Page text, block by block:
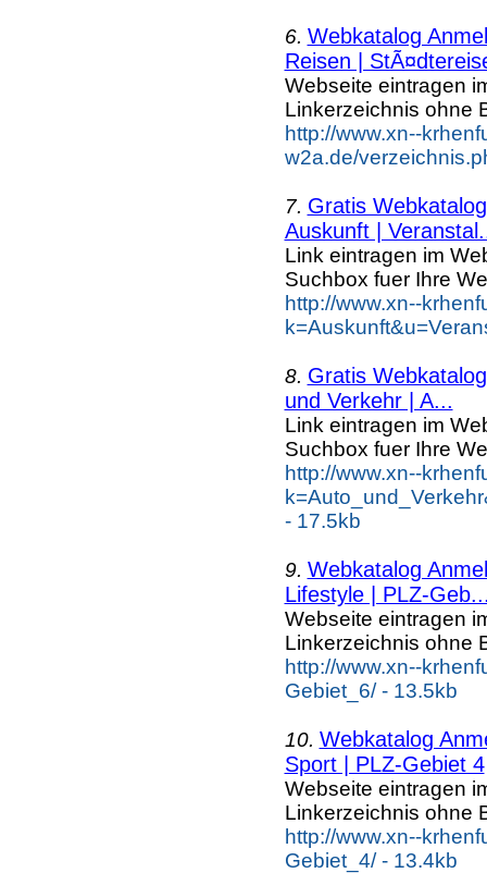
6. Webkatalog
Reisen |
Webseite eintragen
Linkerzeichnis ohne
http://www.xn--
w2a.de/
7. Gratis
Auskunft |
Link eintragen im
Suchbox fuer Ihre
http://www.xn--
8. Gratis
und Verkehr | A...
Link eintragen im
Suchbox fuer Ihre
http://www.xn--
- 17.5kb
9. Webkatalog
Lifestyle | PLZ-
Webseite eintragen
Linkerzeichnis ohne
http://www.xn--
Gebiet_6/ - 13.5kb
10. Webkatalog
Sport | PLZ-Gebiet 4
Webseite eintragen
Linkerzeichnis ohne
http://www.xn--
Gebiet_4/ - 13.4kb